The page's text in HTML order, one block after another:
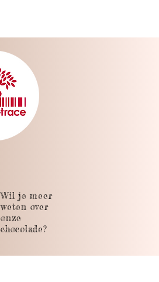
Wil je meer
weten over
onze
chocolade?